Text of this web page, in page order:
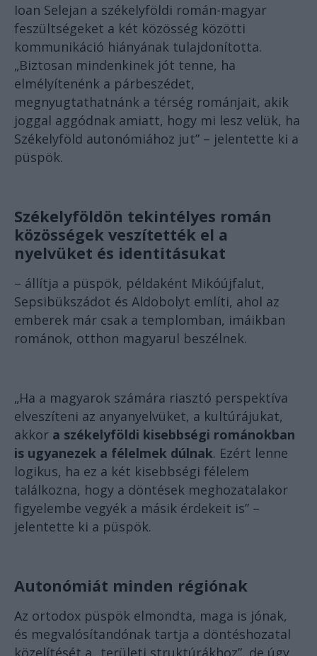
Ioan Selejan a székelyföldi román-magyar
feszültségeket a két közösség közötti
kommunikáció hiányának tulajdonította.
„Biztosan mindenkinek jót tenne, ha
elmélyítenénk a párbeszédet,
megnyugtathatnánk a térség románjait, akik
joggal aggódnak amiatt, hogy mi lesz velük, ha
Székelyföld autonómiához jut” – jelentette ki a
püspök.
Székelyföldön tekintélyes román
közösségek veszítették el a
nyelvüket és identitásukat
– állítja a püspök, példaként Mikóújfalut,
Sepsibükszádot és Aldobolyt említi, ahol az
emberek már csak a templomban, imáikban
románok, otthon magyarul beszélnek.
„Ha a magyarok számára riasztó perspektíva
elveszíteni az anyanyelvüket, a kultúrájukat,
akkor a székelyföldi kisebbségi románokban
is ugyanezek a félelmek dúlnak. Ezért lenne
logikus, ha ez a két kisebbségi félelem
találkozna, hogy a döntések meghozatalakor
figyelembe vegyék a másik érdekeit is” –
jelentette ki a püspök.
Autonómiát minden régiónak
Az ortodox püspök elmondta, maga is jónak,
és megvalósítandónak tartja a döntéshozatal
közelítését a „területi struktúrákhoz”, de úgy